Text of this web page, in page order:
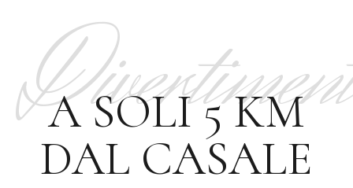
A SOLI 5 KM
DAL CASALE